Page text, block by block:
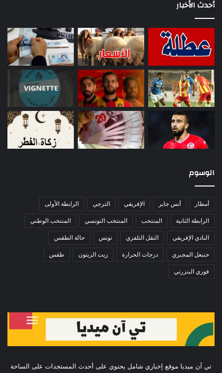
أحدث الأخبار
الوسوم
أمطار أنس جابر الإفريقي الترجي الرابطة الأولى
الرابطة الثانية المنتخب المنتخب التونسي المنتخب الوطني
النادي الإفريقي النقل التلفزي تونس حالة الطقس
حنبعل المجبري درجات الحرارة زيت الزيتون طقس
فوزي البنزرتي
تي آن ميديا موقع إخباري شامل يحتوي على أحدث المستجدات على الساحة